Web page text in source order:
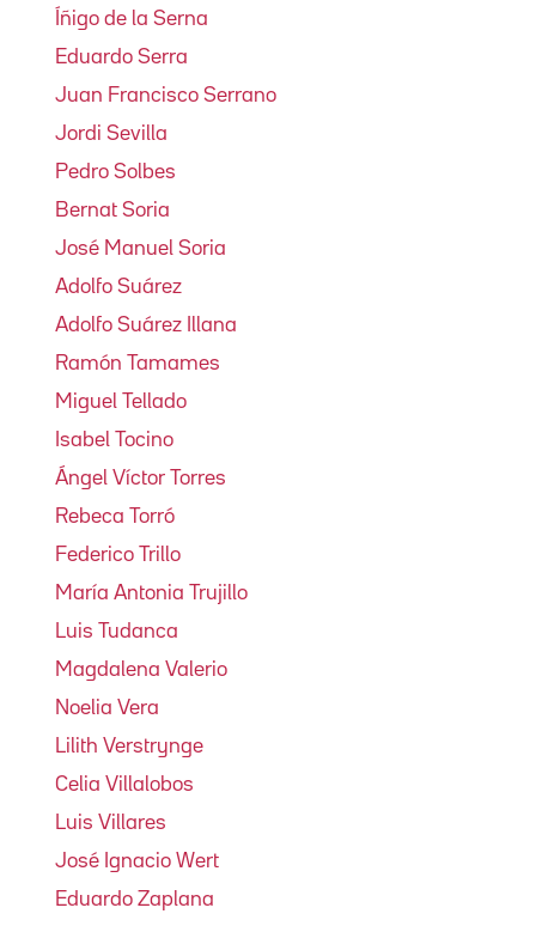
Íñigo de la Serna
Eduardo Serra
Juan Francisco Serrano
Jordi Sevilla
Pedro Solbes
Bernat Soria
José Manuel Soria
Adolfo Suárez
Adolfo Suárez Illana
Ramón Tamames
Miguel Tellado
Isabel Tocino
Ángel Víctor Torres
Rebeca Torró
Federico Trillo
María Antonia Trujillo
Luis Tudanca
Magdalena Valerio
Noelia Vera
Lilith Verstrynge
Celia Villalobos
Luis Villares
José Ignacio Wert
Eduardo Zaplana